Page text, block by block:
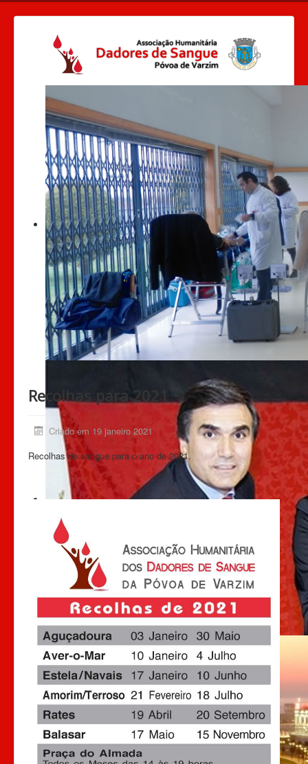
Recolhas para 2021
Criado em 19 janeiro 2021
Recolhas de sangue para o ano de 2021.